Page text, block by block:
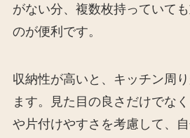
がない分、複数枚持っていて
のが便利です。
収納性が高いと、キッチン周
ます。見た目の良さだけでな
や片付けやすさを考慮して、